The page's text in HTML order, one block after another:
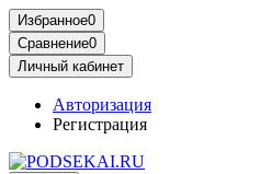
Избранное0
Сравнение0
Личный кабинет
Авторизация
Регистрация